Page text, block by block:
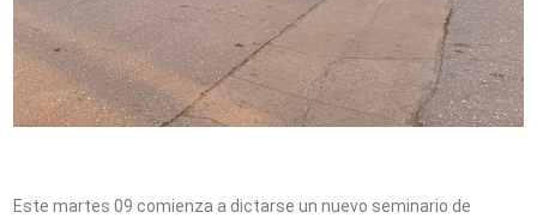
Este martes 09 comienza a dictarse un nuevo seminario de